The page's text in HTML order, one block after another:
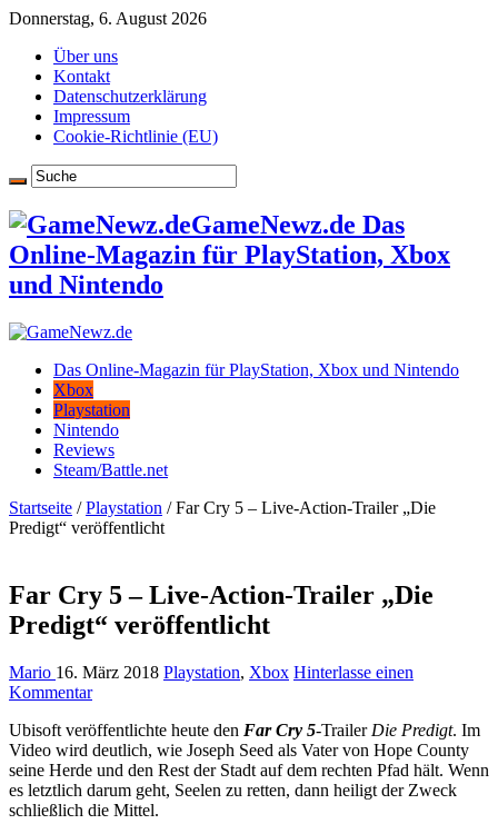
Donnerstag, 6. August 2026
Über uns
Kontakt
Datenschutzerklärung
Impressum
Cookie-Richtlinie (EU)
GameNewz.de Das
Online-Magazin für PlayStation, Xbox
und Nintendo
Das Online-Magazin für PlayStation, Xbox und Nintendo
Xbox
Playstation
Nintendo
Reviews
Steam/Battle.net
Startseite / Playstation / Far Cry 5 – Live-Action-Trailer „Die
Predigt“ veröffentlicht
Far Cry 5 – Live-Action-Trailer „Die
Predigt“ veröffentlicht
Mario 16. März 2018 Playstation, Xbox Hinterlasse einen
Kommentar
Ubisoft veröffentlichte heute den Far Cry 5-Trailer Die Predigt. Im
Video wird deutlich, wie Joseph Seed als Vater von Hope County
seine Herde und den Rest der Stadt auf dem rechten Pfad hält. Wenn
es letztlich darum geht, Seelen zu retten, dann heiligt der Zweck
schließlich die Mittel.